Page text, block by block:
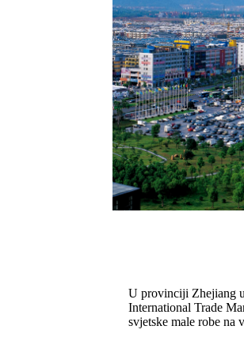
U provinciji Zhejiang
International Trade
svjetske male robe na